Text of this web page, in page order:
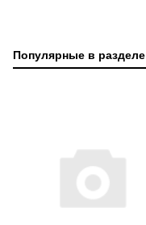
Популярные в разделе